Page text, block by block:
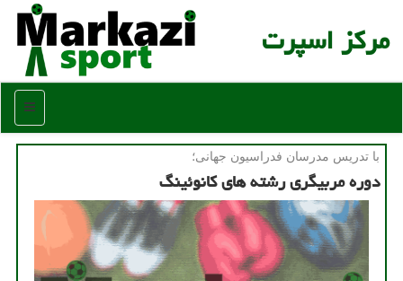
مركز اسپرت
منو
با تدریس مدرسان فدراسیون جهانی؛
دوره مربیگری رشته های كانوئینگ